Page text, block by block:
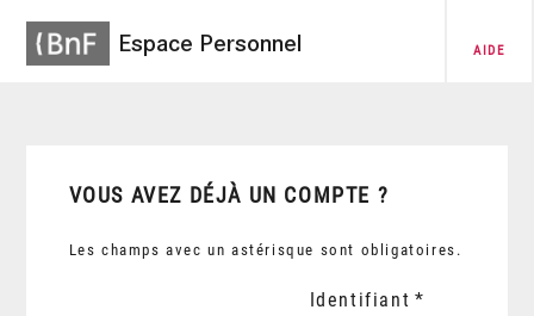
Espace Personnel AIDE
VOUS AVEZ DÉJÀ UN COMPTE ?
Les champs avec un astérisque sont obligatoires.
Identifiant